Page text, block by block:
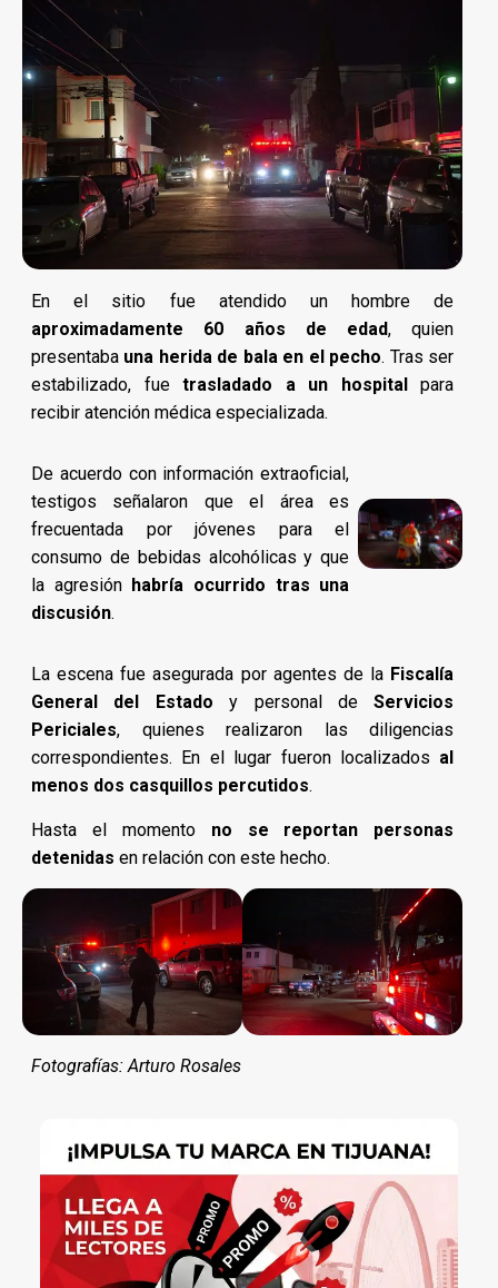
En el sitio fue atendido un hombre de
aproximadamente 60 años de edad, quien
presentaba una herida de bala en el pecho. Tras ser
estabilizado, fuetrasladado a un hospitalpara
recibir atención médica especializada.
De acuerdo con información extraoficial,
testigos señalaron que el área es
frecuentada por jóvenes para el
consumo de bebidas alcohólicas y que
la agresión habría ocurrido tras una
discusión.
La escena fue asegurada por agentes de la Fiscalía
General del Estado y personal deServicios
Periciales, quienes realizaron las diligencias
correspondientes. En el lugar fueron localizados al
menos dos casquillos percutidos.
Hasta el momento no se reportan personas
detenidas en relación con este hecho.
Fotografías: Arturo Rosales